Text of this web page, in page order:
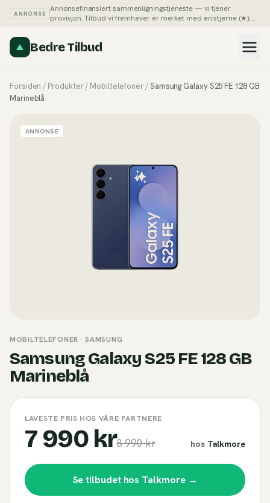
ANNONSE
Annonsefinansiert sammenligningstjeneste — vi tjener
provisjon. Tilbud vi fremhever er merket med en stjerne (★);
Bedre Tilbud
Forsiden / Produkter/ Mobiltelefoner/Samsung Galaxy S25 FE 128 GB
Marineblå
ANNONSE
MOBILTELEFONER · SAMSUNG
Samsung Galaxy S25 FE 128 GB
Marineblå
LAVESTE PRIS HOS VÅRE PARTNERE
7 990 kr8 990 kr hos Talkmore
Se tilbudet hos Talkmore→